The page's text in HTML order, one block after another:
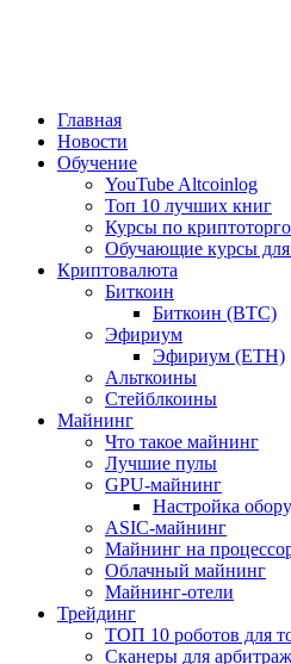
Главная
Новости
Обучение
YouTube Altcoinlog
Топ 10 лучших книг
Курсы по
Обучающие курсы
Криптовалюта
Биткоин
Биткоин (BTC)
Эфириум
Эфириум (ETH)
Альткоины
Стейблкоины
Майнинг
Что такое майнинг
Лучшие пулы
GPU-майнинг
Настройка
ASIC-майнинг
Майнинг на
Облачный майнинг
Майнинг-отели
Трейдинг
ТОП 10 роботов для
Сканеры для